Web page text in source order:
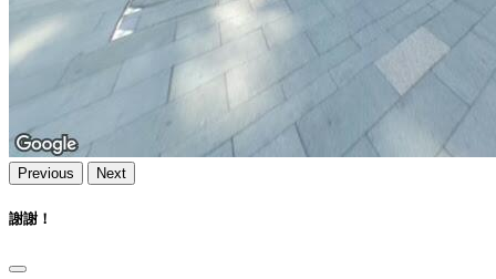
Previous Next
謝謝！